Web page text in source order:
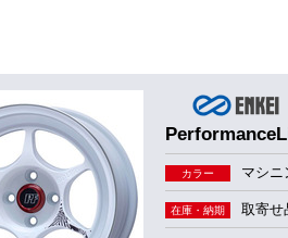
カラー マシニ
在庫・納期 取寄せ